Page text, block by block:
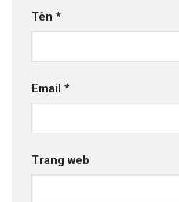
Tên *
Email *
Trang web